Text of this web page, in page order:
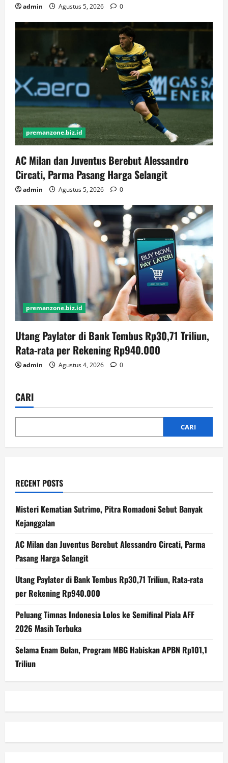
admin Agustus 5, 2026 0
premanzone.biz.id
AC Milan dan Juventus Berebut Alessandro
Circati, Parma Pasang Harga Selangit
admin Agustus 5, 2026 0
premanzone.biz.id
Utang Paylater di Bank Tembus Rp30,71 Triliun,
Rata-rata per Rekening Rp940.000
admin Agustus 4, 2026 0
CARI
CARI
RECENT POSTS
Misteri Kematian Sutrimo, Pitra Romadoni Sebut Banyak
Kejanggalan
AC Milan dan Juventus Berebut Alessandro Circati, Parma
Pasang Harga Selangit
Utang Paylater di Bank Tembus Rp30,71 Triliun, Rata-rata
per Rekening Rp940.000
Peluang Timnas Indonesia Lolos ke Semifinal Piala AFF
2026 Masih Terbuka
Selama Enam Bulan, Program MBG Habiskan APBN Rp101,1
Triliun